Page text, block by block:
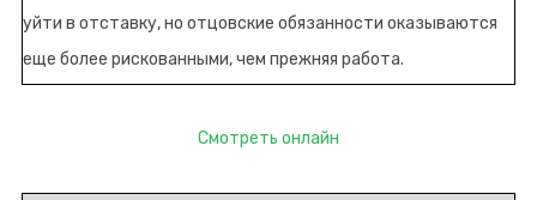
уйти в отставку, но отцовские обязанности оказываются
еще более рискованными, чем прежняя работа.
Смотреть онлайн